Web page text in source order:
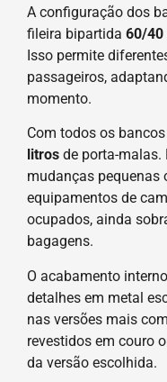
A configuração dos
fileira bipartida 60/40
Isso permite
passageiros,
momento.
Com todos os
litros de porta-malas.
mudanças pequenas
equipamentos de
ocupados, ainda
bagagens.
O acabamento
detalhes em metal
nas versões mais
revestidos em couro
da versão escolhida.